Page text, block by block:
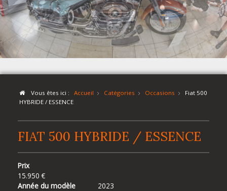
Vous êtes ici : Accueil Catégories Occasions
Fiat 500
HYBRIDE / ESSENCE
FIAT 500 HYBRIDE / ESSENCE
Prix
15.950 €
Année du modèle
2023